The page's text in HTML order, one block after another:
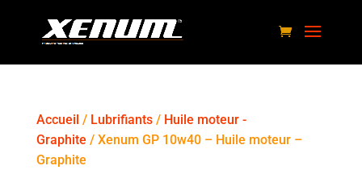
Accueil / Lubrifiants/ Huile moteur -
Graphite / Xenum GP 10w40 – Huile moteur –
Graphite